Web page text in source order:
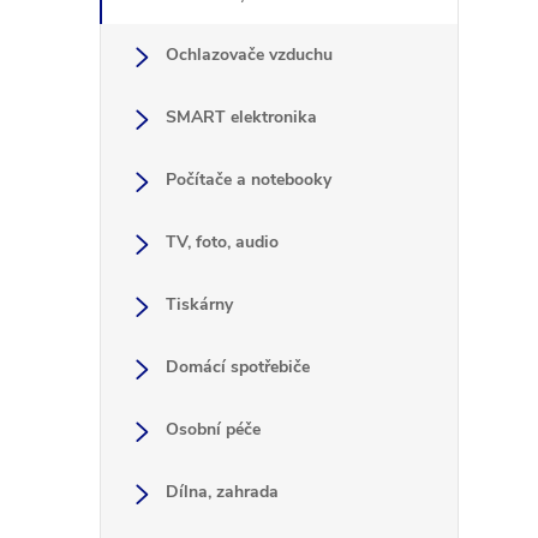
Ochlazovače vzduchu
SMART elektronika
Počítače a notebooky
TV, foto, audio
Tiskárny
Domácí spotřebiče
Osobní péče
Dílna, zahrada